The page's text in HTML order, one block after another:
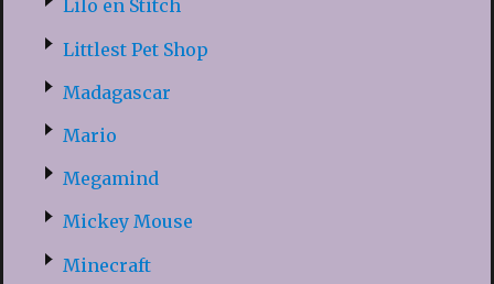
Lilo en Stitch
Littlest Pet Shop
Madagascar
Mario
Megamind
Mickey Mouse
Minecraft